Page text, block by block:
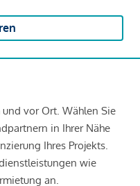
vor Ort. Wählen Sie
in Ihrer Nähe
Ihres Projekts.
wie
an.